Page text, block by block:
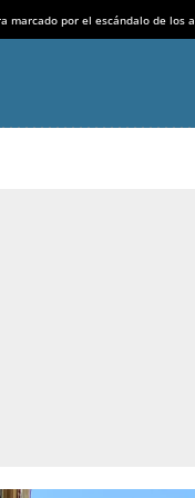
marcado por el escándalo de los